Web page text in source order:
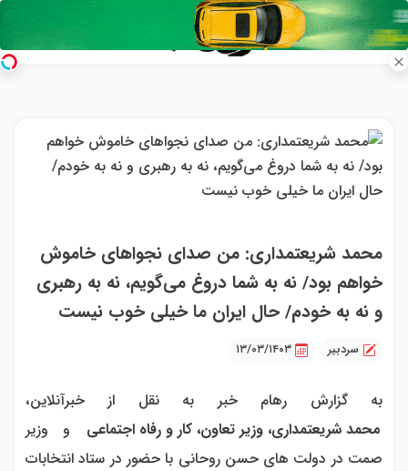
محمد شریعتمداری: من صدای نجواهای خاموش
خواهم بود/ نه به شما دروغ می‌گویم، نه به رهبری
و نه به خودم/ حال ایران ما خیلی خوب نیست
سردبیر ۱۳/۰۳/۱۴۰۳
به گزارش رهام خبر به نقل از خبرآنلاین،
محمد شریعتمداری، وزیر تعاون، کار و رفاه اجتماعی
و وزیر
صمت در دولت های حسن روحانی با حضور در ستاد انتخابات